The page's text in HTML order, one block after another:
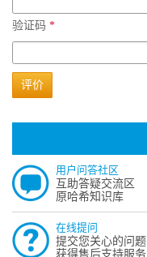
验证码 *
评价
用户问答社区
互助答疑交流区
原哈希知识库
在线提问
提交您关心的问题
获得售后支持服务